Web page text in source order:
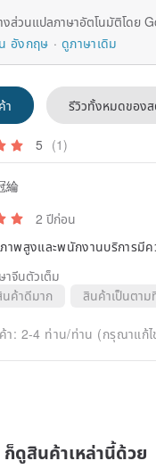
งส่วนแปลภาษาอัตโนมัติโดย
อังกฤษ
ดูภาษาเดิม
า รีวิวทั้งหมดของส
5 (1)
綸
2 ปีก่อน
พสูงและพนักงานบริการมีคว
าจีนตัวเต็ม
ค้าดีมาก
สินค้าเป็นตา
า: 2-4 ท่าน/ท่าน (กรุณาแก้ไ
ดูสินค้าเหล่านี้ด้วย